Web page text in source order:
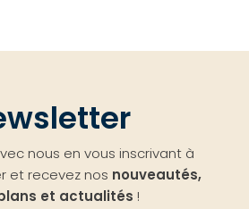
nous en vous inscrivant à
et recevez nos nouveautés,
et actualités !